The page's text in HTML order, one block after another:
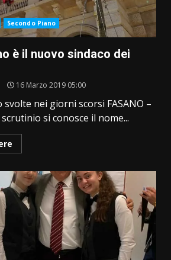
Secondo Piano
è il nuovo sindaco dei
16 Marzo 2019 05:00
svolte nei giorni scorsi FASANO –
si conosce il nome...